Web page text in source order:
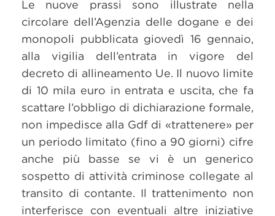
Le nuove prassi sono illustrate nella
circolare dell’Agenzia delle dogane e dei
monopoli pubblicata giovedì 16 gennaio,
alla vigilia dell’entrata in vigore del
decreto di allineamento Ue. Il nuovo limite
di 10 mila euro in entrata e uscita, che fa
scattare l’obbligo di dichiarazione formale,
non impedisce alla Gdf di «trattenere» per
un periodo limitato (fino a 90 giorni) cifre
anche più basse se vi è un generico
sospetto di attività criminose collegate al
transito di contante. Il trattenimento non
interferisce con eventuali altre iniziative